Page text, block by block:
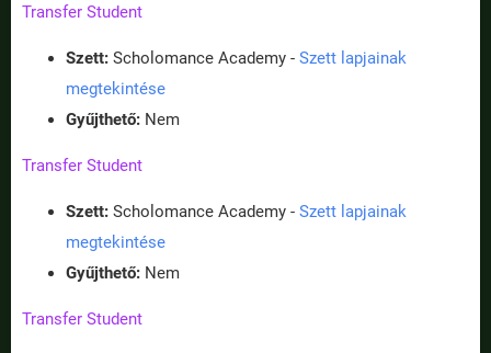
Transfer Student
Szett: Scholomance Academy - Szett lapjainak
megtekintése
Gyűjthető: Nem
Transfer Student
Szett: Scholomance Academy - Szett lapjainak
megtekintése
Gyűjthető: Nem
Transfer Student